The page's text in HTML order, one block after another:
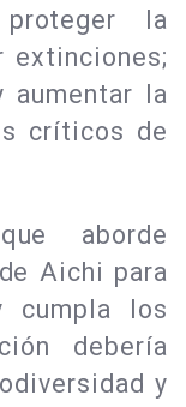
la
extinciones;
aumentar la
críticos de
aborde
Aichi para
cumpla los
debería
y